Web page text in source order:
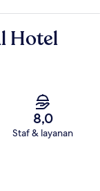
Hotel
8,0
Staf & layanan